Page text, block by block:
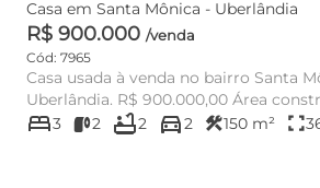
Casa em Santa Mônica - Uberlândia
R$ 900.000 /venda
Cód: 7965
Casa usada à venda no bairro Santa
Uberlândia. R$ 900.000,00 Área construída: 150,00 m²
Área do t...
bed3 2 bathtub2 directions_car2 construction150 m² fullscreen